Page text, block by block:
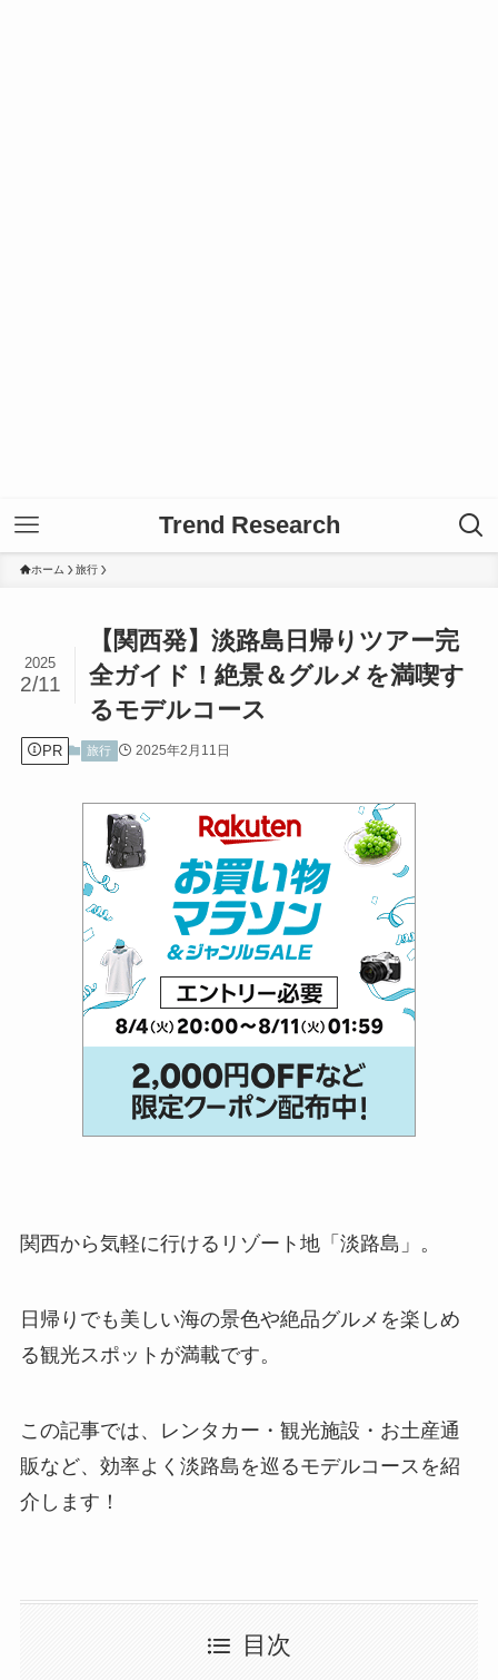
Trend Research
ホーム 旅行
【関西発】淡路島日帰りツアー完
全ガイド！絶景＆グルメを満喫す
るモデルコース
2025
2/11
PR 旅行 2025年2月11日
関西から気軽に行けるリゾート地「淡路島」。
日帰りでも美しい海の景色や絶品グルメを楽しめ
る観光スポットが満載です。
この記事では、レンタカー・観光施設・お土産通
販など、効率よく淡路島を巡るモデルコースを紹
介します！
目次